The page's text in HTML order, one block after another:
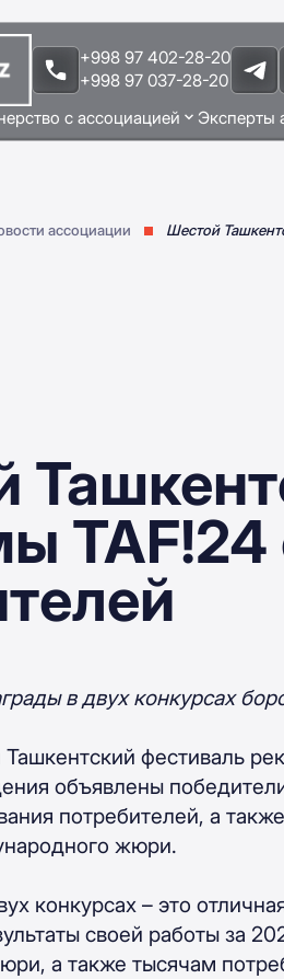
+998 97 402-28-20
+998 97 037-28-20
с ассоциацией Эксперты
ассоциации Шестой
TAF!24
в двух конкурсах
фестиваль
объявлены
потребителей, а
жюри.
конкурсах – это
своей работы за
а также тысячам